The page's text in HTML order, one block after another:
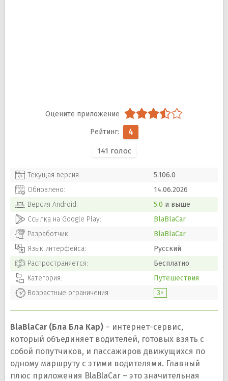
4
141 голос
Текущая версия:
5.106.0
Обновлено:
14.06.2026
Версия Android: 5.0 и выше
Ссылка на Google Play:
BlaBlaCar
Разработчик:
BlaBlaCar
Язык интерфейса:
Русский
Распространяется:
Бесплатно
Категория:
Путешествия
Возрастные ограничения:
3+
BlaBlaCar (Бла Бла Кар) – интернет-сервис,
который объединяет водителей, готовых взять с
собой попутчиков, и пассажиров движущихся по
одному маршруту с этими водителями. Главный
плюс приложения BlaBlaCar – это значительная